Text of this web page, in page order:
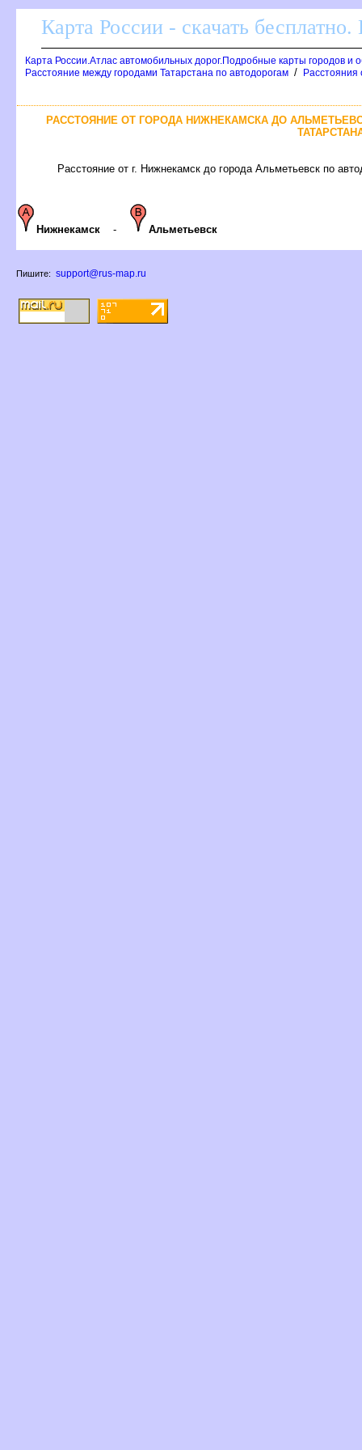
Карта России - скачать
Карта России.Атлас автомобильных дорог.Подробные карты городов и
Расстояние между городами Татарстана по автодорогам / Расстояния
РАССТОЯНИЕ ОТ ГОРОДА НИЖНЕКАМСКА ДО
Расстояние от г. Нижнекамск до города Альметьевск по
Нижнекамск - Альметьевск
Пишите: support@rus-map.ru